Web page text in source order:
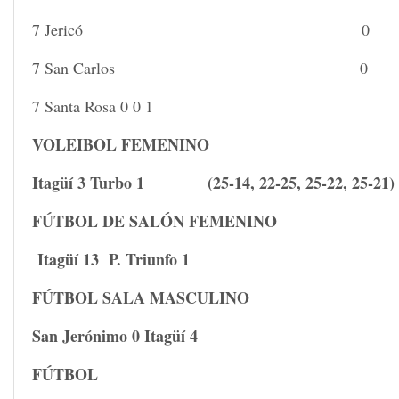
7 Jericó
7 San
7 Santa Rosa 0 0 1
VOLEIBOL FEMENINO
Itagüí 3 Turbo 1 (25-14, 22-25, 25-22, 25-21)
FÚTBOL DE SALÓN FEMENINO
Itagüí 13 P. Triunfo 1
FÚTBOL SALA MASCULINO
San Jerónimo 0 Itagüí 4
FÚTBOL